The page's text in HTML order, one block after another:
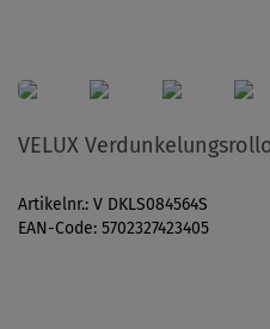
VELUX
Artikelnr.: V DKLS084564S
EAN-Code: 5702327423405